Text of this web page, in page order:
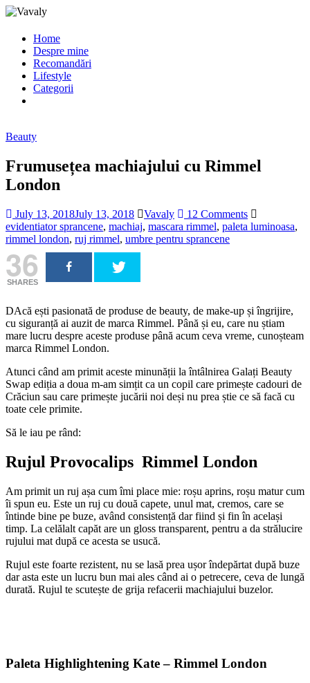
Home
Despre mine
Recomandări
Lifestyle
Categorii
Beauty
Frumusețea machiajului cu Rimmel
London
July 13, 2018July 13, 2018 Vavaly
12 Comments
evidentiator sprancene, machiaj, mascara rimmel, paleta luminoasa,
rimmel london, ruj rimmel, umbre pentru sprancene
36
SHARES
DAcă ești pasionată de produse de beauty, de make-up și îngrijire,
cu siguranță ai auzit de marca Rimmel. Până și eu, care nu știam
mare lucru despre aceste produse până acum ceva vreme, cunoșteam
marca Rimmel London.
Atunci când am primit aceste minunății la întâlnirea Galați Beauty
Swap ediția a doua m-am simțit ca un copil care primește cadouri de
Crăciun sau care primește jucării noi deși nu prea știe ce să facă cu
toate cele primite.
Să le iau pe rând:
Rujul Provocalips Rimmel London
Am primit un ruj așa cum îmi place mie: roșu aprins, roșu matur cum
îi spun eu. Este un ruj cu două capete, unul mat, cremos, care se
întinde bine pe buze, având consistență dar fiind și fin în același
timp. La celălalt capăt are un gloss transparent, pentru a da strălucire
rujului mat după ce acesta se usucă.
Rujul este foarte rezistent, nu se lasă prea ușor îndepărtat după buze
dar asta este un lucru bun mai ales când ai o petrecere, ceva de lungă
durată. Rujul te scutește de grija refacerii machiajului buzelor.
Paleta Highlightening Kate – Rimmel London